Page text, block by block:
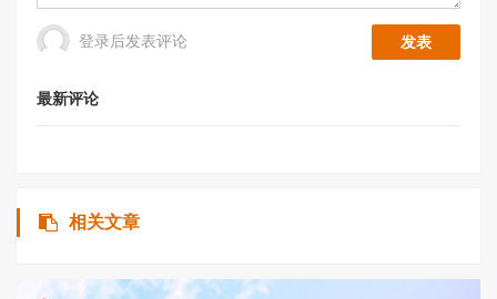
登录后发表评论
最新评论
相关文章